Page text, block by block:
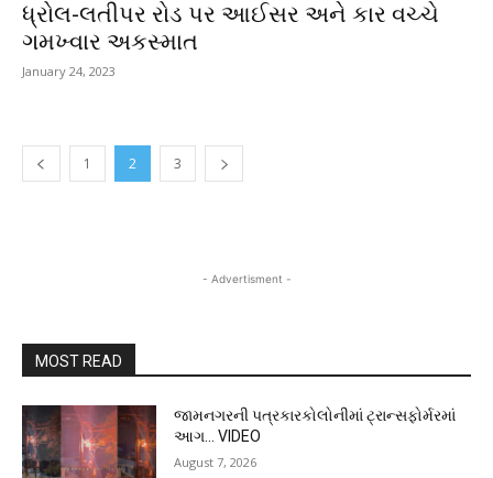
ધ્રોલ-લતીપર રોડ પર આઈસર અને કાર વચ્ચે
ગમખ્વાર અકસ્માત
January 24, 2023
1 2 3
- Advertisment -
MOST READ
જામનગરની પત્રકારકોલોનીમાં ટ્રાન્સફોર્મરમાં
આગ… VIDEO
August 7, 2026